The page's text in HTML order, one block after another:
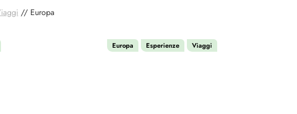
// Europa
Europa Esperienze Viaggi